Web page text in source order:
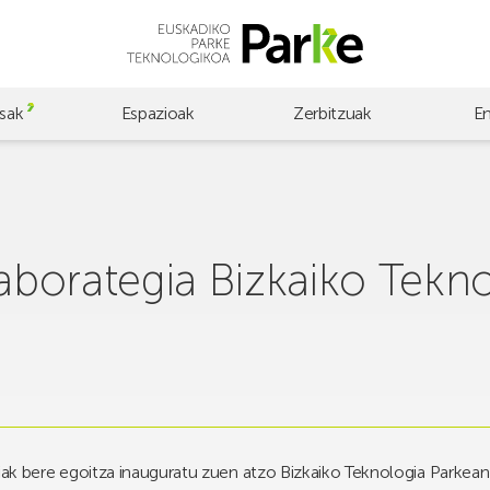
Espazioak Zerbitzuak
Bizkaiko
bere egoitza inauguratu zuen atzo Bizkaiko Teknologia